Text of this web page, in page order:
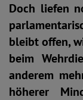
Doch liefen
bleibt offen,
beim
anderem
höherer